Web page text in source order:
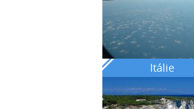
Itálie